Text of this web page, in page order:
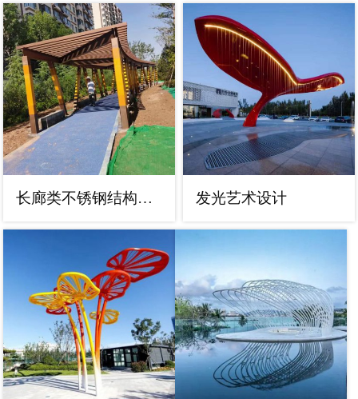
长廊类不锈钢结构廊架雕塑 发光艺术设计